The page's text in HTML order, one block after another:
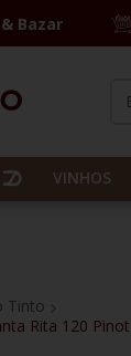
Bazar
VINHOS
Tinto
Rita 120